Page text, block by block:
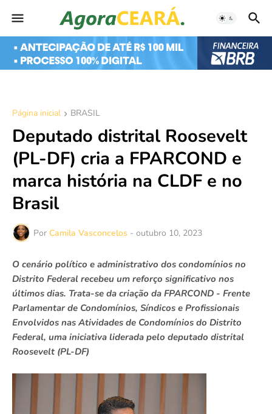
Página inicial BRASIL
Deputado distrital Roosevelt
(PL-DF) cria a FPARCOND e
marca história na CLDF e no
Brasil
Por Camila Vasconcelos - outubro 10, 2023
O cenário político e administrativo dos condomínios no
Distrito Federal recebeu um reforço significativo nos
últimos dias. Trata-se da criação da FPARCOND - Frente
Parlamentar de Condomínios, Síndicos e Profissionais
Envolvidos nas Atividades de Condomínios do Distrito
Federal, uma iniciativa liderada pelo deputado distrital
Roosevelt (PL-DF)